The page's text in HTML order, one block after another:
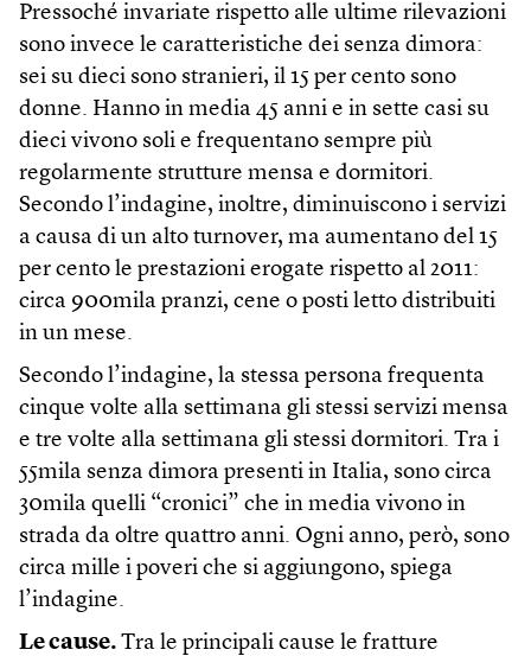
Pressoché invariate rispetto alle ultime rilevazioni
sono invece le caratteristiche dei senza dimora:
sei su dieci sono stranieri, il 15 per cento sono
donne. Hanno in media 45 anni e in sette casi su
dieci vivono soli e frequentano sempre più
regolarmente strutture mensa e dormitori.
Secondo l’indagine, inoltre, diminuiscono i servizi
a causa di un alto turnover, ma aumentano del 15
per cento le prestazioni erogate rispetto al 2011:
circa 900mila pranzi, cene o posti letto distribuiti
in un mese.
Secondo l’indagine, la stessa persona frequenta
cinque volte alla settimana gli stessi servizi mensa
e tre volte alla settimana gli stessi dormitori. Tra i
55mila senza dimora presenti in Italia, sono circa
30mila quelli “cronici” che in media vivono in
strada da oltre quattro anni. Ogni anno, però, sono
circa mille i poveri che si aggiungono, spiega
l’indagine.
Le cause. Tra le principali cause le fratture